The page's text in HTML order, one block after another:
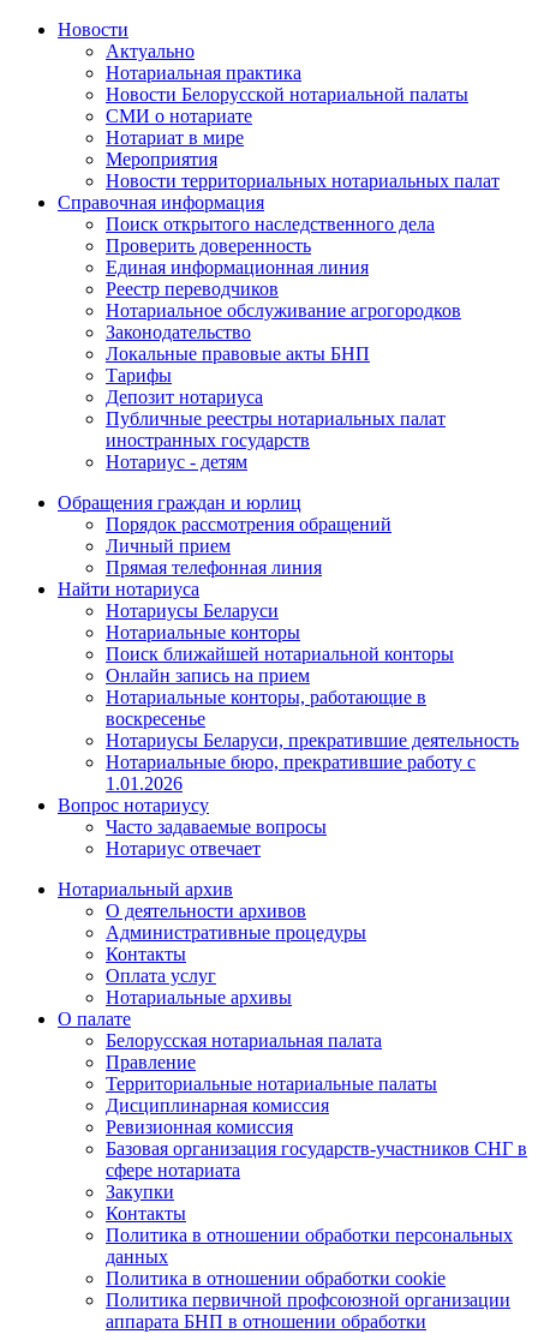
Новости
Актуально
Нотариальная практика
Новости Белорусской нотариальной палаты
СМИ о нотариате
Нотариат в мире
Мероприятия
Новости территориальных нотариальных палат
Справочная информация
Поиск открытого наследственного дела
Проверить доверенность
Единая информационная линия
Реестр переводчиков
Нотариальное обслуживание агрогородков
Законодательство
Локальные правовые акты БНП
Тарифы
Депозит нотариуса
Публичные реестры нотариальных палат
иностранных государств
Нотариус - детям
Обращения граждан и юрлиц
Порядок рассмотрения обращений
Личный прием
Прямая телефонная линия
Найти нотариуса
Нотариусы Беларуси
Нотариальные конторы
Поиск ближайшей нотариальной конторы
Онлайн запись на прием
Нотариальные конторы, работающие в
воскресенье
Нотариусы Беларуси, прекратившие деятельность
Нотариальные бюро, прекратившие работу с
1.01.2026
Вопрос нотариусу
Часто задаваемые вопросы
Нотариус отвечает
Нотариальный архив
О деятельности архивов
Административные процедуры
Контакты
Оплата услуг
Нотариальные архивы
О палате
Белорусская нотариальная палата
Правление
Территориальные нотариальные палаты
Дисциплинарная комиссия
Ревизионная комиссия
Базовая организация государств-участников СНГ в
сфере нотариата
Закупки
Контакты
Политика в отношении обработки персональных
данных
Политика в отношении обработки cookie
Политика первичной профсоюзной организации
аппарата БНП в отношении обработки